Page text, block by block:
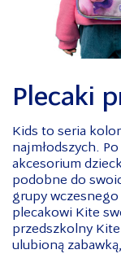
Plecaki
Kids to seria
najmłodszych.
akcesorium
podobne do
grupy
plecakowi Kite
przedszkolny
ulubioną